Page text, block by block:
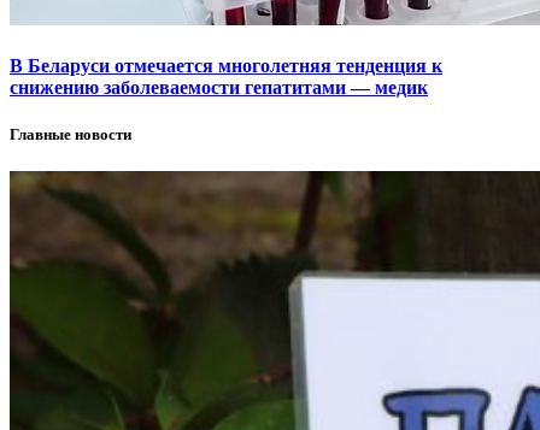
В Беларуси отмечается многолетняя тенденция к
снижению заболеваемости гепатитами — медик
Главные новости